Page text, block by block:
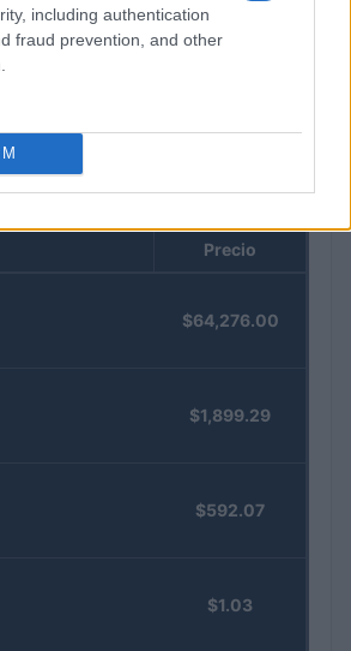
including authentication
fraud prevention, and other
cripto: fees, cashback y seguridad
Precio
$64,276.00
$1,899.29
$592.07
$1.03